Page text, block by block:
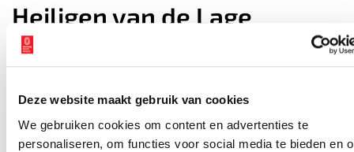
Deze website maakt gebruik van cookies
We gebruiken cookies om content en advertenties te
personaliseren, om functies voor social media te bieden en
Heiligen van de Lage
Landen I: van Cunera tot
Lambertus
WAAR BEN JIJ NU?